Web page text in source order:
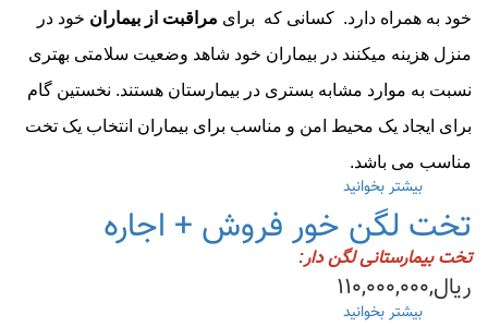
قیمت
خود به همراه دارد. کسانی که برای مراقبت از بیماران خود در
منزل هزینه میکنند در بیماران خود شاهد وضعیت سلامتی بهتری
نسبت به موارد مشابه بستری در بیمارستان هستند. نخستین گام
برای ایجاد یک محیط امن و مناسب برای بیماران انتخاب یک تخت
مناسب می باشد.
بیشتر بخوانید
تخت
بیمارستانی
برای
خانه
تخت لگن خور فروش + اجاره
تخت بیمارستانی لگن دار:
ریال,۱۱۰,۰۰۰,۰۰۰
بیشتر بخوانید